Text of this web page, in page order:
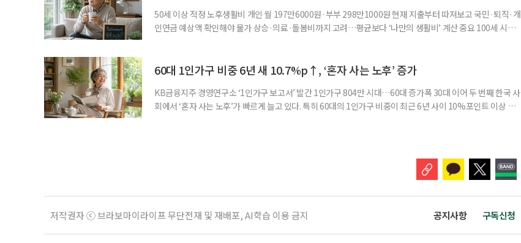
50세 이상 적정 노후생활비 개인 월 197만6000원·부부 298만1000원 현재 지출부터 따져보고 국민·퇴직·개
인연금 예상액 확인해야 물가 상승·의료·돌봄비까지 고려…평균보다 ‘나만의 생활비’ 계산 중요 100세 시대
준비의 출발점이라는 조언이 나온다. 조고은 하나금융연구소 하나더넥스트연구센터 수석연구원은 은퇴
60대 1인가구 비중 6년 새 10.7%p↑, ‘혼자 사는 노후’ 증가
KB금융지주 경영연구소 ‘1인가구 보고서’ 발간 1인가구 804만 시대…60대 증가폭 30대 이어 두 번째 한국 사
회에서 ‘혼자 사는 노후’가 빠르게 늘고 있다. 특히 60대의 1인가구 비중이 최근 6년 사이 10%포인트 이상 상
저작권자 ⓒ 브라보마이라이프 무단전재 및 재배포, AI학습 이용 금지 공지사항 구독신청